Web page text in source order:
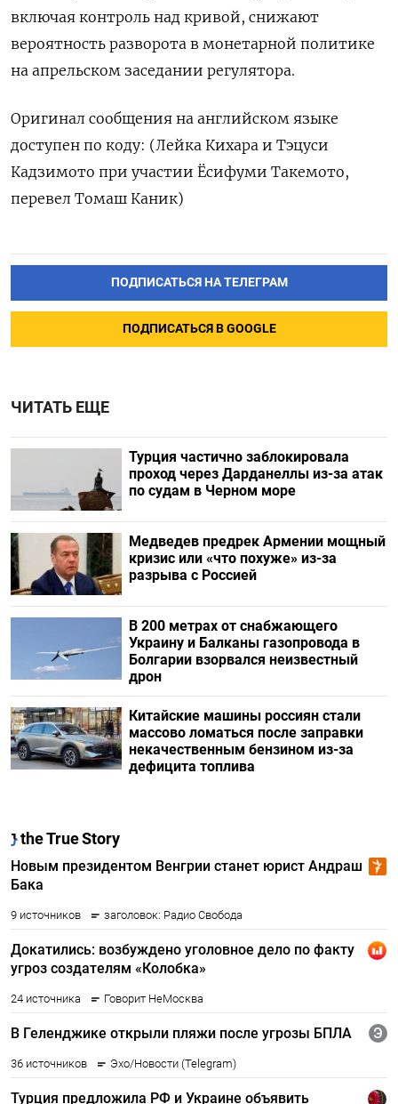
включая контроль над кривой, снижают
вероятность разворота в монетарной политике
на апрельском заседании регулятора.
Оригинал сообщения на английском языке
доступен по коду: (Лейка Кихара и Тэцуси
Кадзимото при участии Ёсифуми Такемото,
перевел Томаш Каник)
ПОДПИСАТЬСЯ НА ТЕЛЕГРАМ
ПОДПИСАТЬСЯ В GOOGLE
ЧИТАТЬ ЕЩЕ
Турция частично заблокировала
проход через Дарданеллы из-за атак
по судам в Черном море
Медведев предрек Армении мощный
кризис или «что похуже» из-за
разрыва с Россией
В 200 метрах от снабжающего
Украину и Балканы газопровода в
Болгарии взорвался неизвестный
дрон
Китайские машины россиян стали
массово ломаться после заправки
некачественным бензином из-за
дефицита топлива